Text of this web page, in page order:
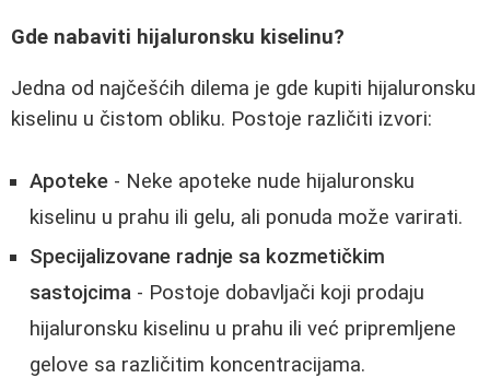
Gde nabaviti hijaluronsku kiselinu?
Jedna od najčešćih dilema je gde kupiti hijaluronsku
kiselinu u čistom obliku. Postoje različiti izvori:
Apoteke - Neke apoteke nude hijaluronsku
kiselinu u prahu ili gelu, ali ponuda može varirati.
Specijalizovane radnje sa kozmetičkim
sastojcima - Postoje dobavljači koji prodaju
hijaluronsku kiselinu u prahu ili već pripremljene
gelove sa različitim koncentracijama.